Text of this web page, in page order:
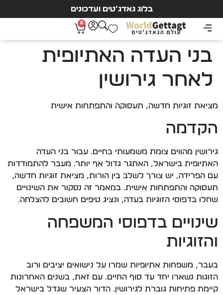
בלוג גאדג’טים ועדכונים
0
בני העדה האתיופית
לאחר גירושין
מציאת זוגיות חדשה, תעסוקה והתפתחות אישית
הקדמה
גירושין מהווים צומת משמעותי בחיים. עבור בני העדה
האתיופית בישראל, האתגר גדול אף יותר. מעבר להתמודדות
עם הפרידה, יש צורך לשלב בין הורות, מציאת זוגיות חדשה,
תעסוקה והתפתחות אישית. במאמר זה נסקור את השינויים
שחלו בדפוסי הזוגיות בעדה, ונציג טיפים חשובים להצלחה.
שינויים בדפוסי המשפחה
והזוגיות
בעבר, משפחות אתיופיות שמרו על נישואים יציבים ורוב
הזוגות נשארו יחד עד סוף החיים. עם זאת, בשנים האחרונות
קיימת פתיחות גוברת לגירושין. הדור הצעיר שגדל בישראל